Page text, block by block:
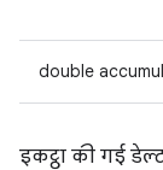
double
इकट्ठा की गई